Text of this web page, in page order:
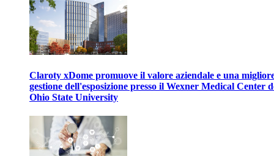
Claroty xDome promuove il valore aziendale e una
gestione dell'esposizione presso il Wexner Medical Center
Ohio State University